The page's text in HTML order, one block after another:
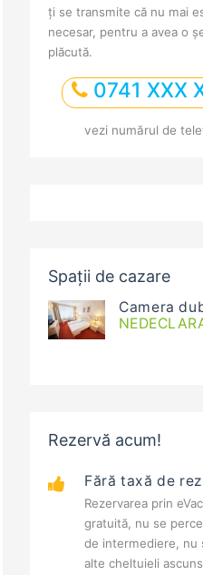
ți se transmite că nu mai
necesar, pentru a avea o
plăcută.
0741 XXX
vezi numărul de
Spații de cazare
Camera
Rezervă acum!
Fără taxă de
Rezervarea prin
gratuită, nu se
de intermediere, nu
alte cheltuieli